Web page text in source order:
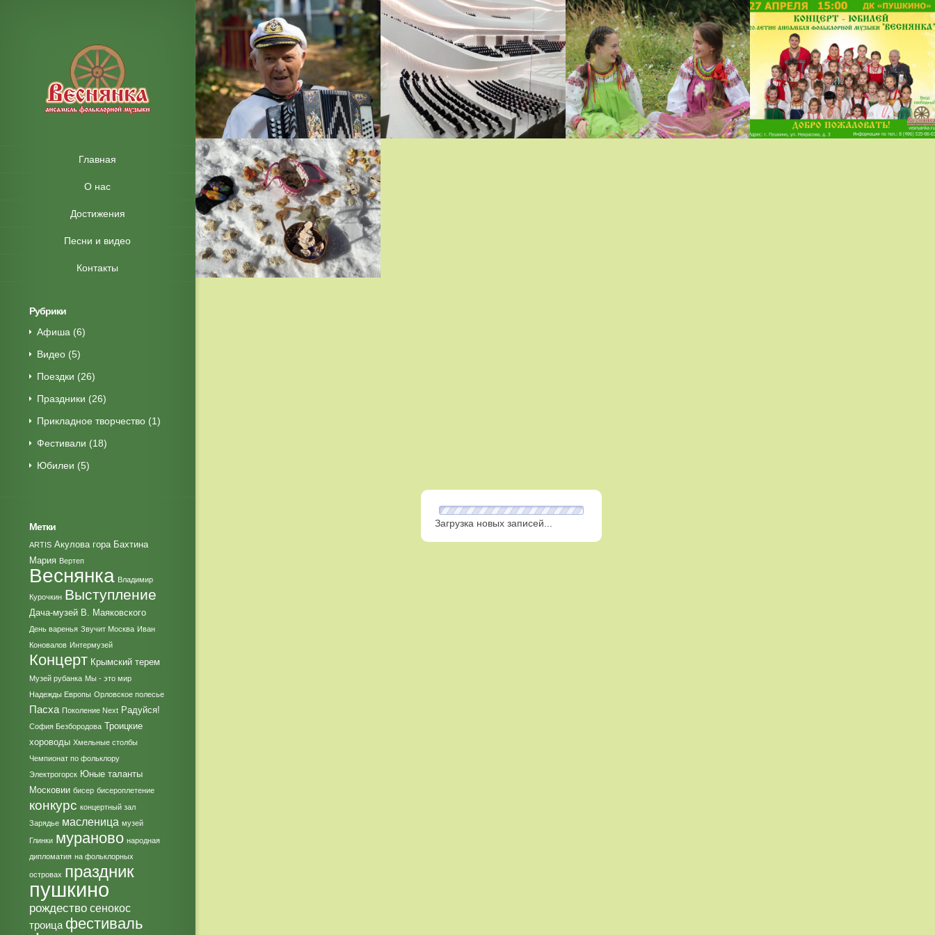
Главная
О нас
Достижения
Песни и видео
Контакты
Рубрики
Афиша (6)
Видео (5)
Поездки (26)
Праздники (26)
Прикладное творчество (1)
Фестивали (18)
Юбилеи (5)
Метки
ARTIS Акулова гора Бахтина
Мария Вертеп
Веснянка Владимир
Курочкин Выступление
Дача-музей В. Маяковского
День варенья Звучит Москва Иван
Коновалов Интермузей
Концерт Крымский терем
Музей рубанка Мы - это мир
Надежды Европы Орловское полесье
Пасха Поколение Next Радуйся!
София Безбородова Троицкие
хороводы Хмельные столбы
Чемпионат по фольклору
Электрогорск Юные таланты
Московии бисер бисероплетение
конкурс концертный зал
Зарядье масленица музей
Глинки мураново народная
дипломатия на фольклорных
островах праздник
пушкино
рождество сенокос
троица фестиваль
Загрузка новых записей...